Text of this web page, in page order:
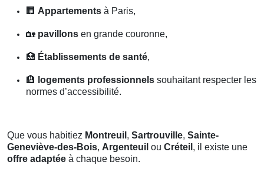
🏢 Appartements à Paris,
🏡 pavillons en grande couronne,
🏥 Établissements de santé,
🏨 logements professionnels souhaitant respecter les
normes d’accessibilité.
Que vous habitiez Montreuil , Sartrouville, Sainte-
Geneviève-des-Bois, Argenteuil ou Créteil , il existe une
offre adaptée à chaque besoin.